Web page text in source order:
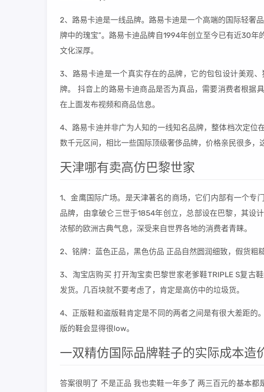
2、路易卡迪是一线品牌。路易卡迪是一个高端的国际轻奢
牌中的瑰宝”。路易卡迪品牌自1994年创立至今已有近30
文化深厚。
3、路易卡迪是一个真实存在的品牌，它的包包设计美观
牌。 抖音上的路易卡迪商品是否为真品，需要消费者根据
在上面发布视频和商品信息。
4、路易卡迪并非广为人知的一线知名品牌，整体档次定位
数千元区间，相比一些国际顶级奢侈品牌，价格亲民很多，
天津哪有卖高仿巴黎世家
1、金鹰国际广场。是天津著名的商场，它们内部有一个专
品牌，由拿破仑三世于1854年创立，总部设在巴黎，其设
浓郁的欧洲古典气息，深受来自世界各地的消费者青睐。
2、铭牌：蓝色正品，黑色仿品 正品自然圆润细致，假货粗
3、淘宝店购买 打开淘宝卖巴黎世家老爹鞋TRIPLE S复古
发货。几百块就不要考虑了，肯定是高仿中的垃圾货。
4、正版鞋和盗版鞋肯定是不同的两者之间是有很大差距的
版的鞋会显得很low。
一双精仿国际品牌鞋子的实际成本造
答案很明了 不是正品 我也卖鞋一年多了 两三百元的基本